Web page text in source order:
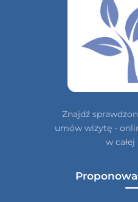
Znajdź
umów wizytę -
w całej